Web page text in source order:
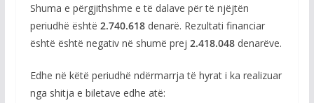
Shuma e përgjithshme e të dalave për të njëjtën
periudhë është 2.740.618denarë. Rezultati financiar
është është negativ në shumë prej 2.418.048denarëve.
Edhe në këtë periudhë ndërmarrja të hyrat i ka realizuar
nga shitja e biletave edhe atë: